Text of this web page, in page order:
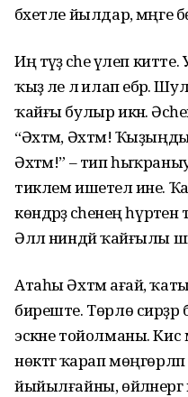
бәхетле йылдар, мәңге
Иң тәүҙә әсәһе үлеп
ҡыҙ әле лә илап ебәрә.
ҡайғы булыр икән.
“Әхтәм, Әхтәм! Ҡыҙыңды
Әхтәм!” – тип
тиклем ишетелә ине.
көндәрҙә әсәһенең
Әллә ниндәй ҡайғылы
Атаһы Әхтәм ағай,
биреште. Төрлө
эскәне тойолманы. Кис
нөктәгә ҡарап
йыйылғайны, өйләнергә